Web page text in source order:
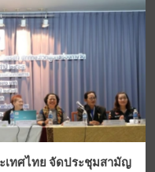
เทศไทย จัดประชุมสามัญ